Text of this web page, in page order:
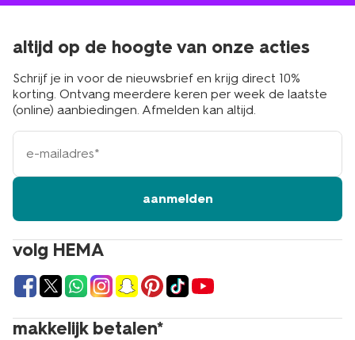
volg HEMA
makkelijk betalen*
altijd op de hoogte van onze acties
Schrijf je in voor de nieuwsbrief en krijg direct 10%
korting. Ontvang meerdere keren per week de laatste
(online) aanbiedingen. Afmelden kan altijd.
e-
mailadres
aanmelden